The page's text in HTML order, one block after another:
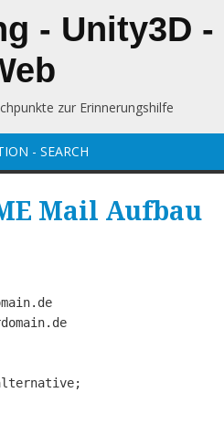
- Unity3D -
zur Erinnerungshilfe
- SEARCH
Mail Aufbau